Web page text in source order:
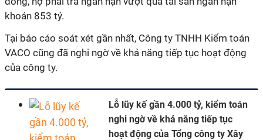
khoản 853 tỷ.
Tại báo cáo soát xét gần nhất, Công ty TNHH Kiểm toán
VACO cũng đã nghi ngờ về khả năng tiếp tục hoạt động
của công ty.
Lỗ lũy kế gần 4.000 tỷ, kiểm toán
nghi ngờ về khả năng tiếp tục
hoạt động của Tổng công ty Xây